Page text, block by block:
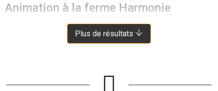
Animation à la ferme Harmonie
À 7 KM DE COMPOLIBAT
Plus de résultats